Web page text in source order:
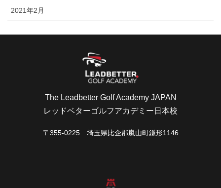
2021年2月
The Leadbetter Golf Academy JAPAN
レッドベターゴルフアカデミー日本校
〒355-0225 埼玉県比企郡嵐山町鎌形1146